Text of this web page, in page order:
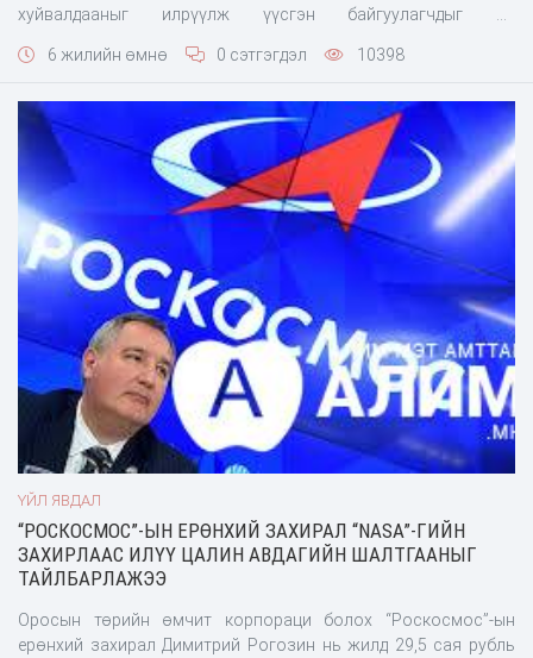
хуйвалдааныг илрүүлж үүсгэн байгуулагчдыг нь
нууцалж байна. Шинээр байгуулагдах нам нь Италийн
6 жилийн өмнө 0 сэтгэгдэл 10398
ҮЙЛ ЯВДАЛ
“РОСКОСМОС”-ЫН ЕРӨНХИЙ ЗАХИРАЛ “NASA”-ГИЙН
ЗАХИРЛААС ИЛҮҮ ЦАЛИН АВДАГИЙН ШАЛТГААНЫГ
ТАЙЛБАРЛАЖЭЭ
Оросын төрийн өмчит корпораци болох “Роскосмос”-ын
ерөнхий захирал Димитрий Рогозин нь жилд 29,5 сая рубль